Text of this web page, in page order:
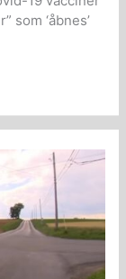
som ‘åbnes’